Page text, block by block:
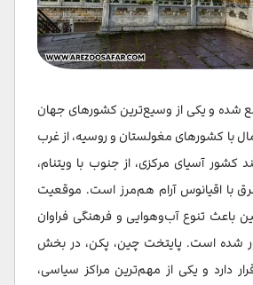
چین
شده و یکی از وسیع‌ترین کشورهای جهان
با کشورهای مغولستان و روسیه، از غرب
کشور آسیای مرکزی، از جنوب با ویتنام،
با اقیانوس آرام هم‌مرز است. موقعیت
باعث تنوع آب‌وهوایی و فرهنگی فراوان
شده است. پایتخت چین، پکن، در بخش
دارد و یکی از مهم‌ترین مراکز سیاسی،